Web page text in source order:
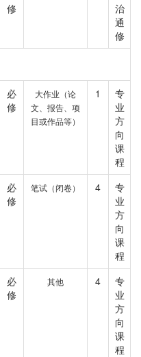
修
治
通
修
必
修
大作业（论
文、报告、项
目或作品等）
1
专
业
方
向
课
程
必
修
笔试（闭卷） 4
专
业
方
向
课
程
必
修
其他 4
专
业
方
向
课
程